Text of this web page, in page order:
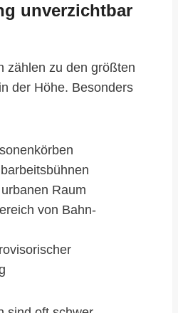
unverzichtbar
zählen zu den größten
der Höhe. Besonders
Raum
von Bahn-